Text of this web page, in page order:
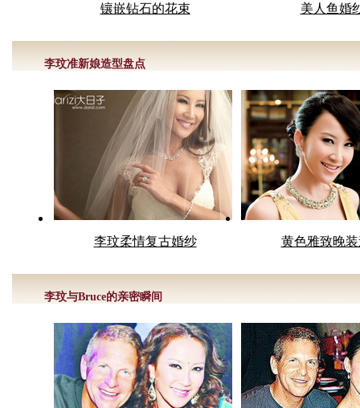
镶嵌钻石的花束 美人鱼婚
李玟准新娘造型盘点
李玟柔情复古婚纱 黄色雅致晚
李玟与Bruce的亲密瞬间